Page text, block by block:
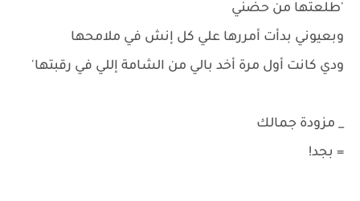
'طلعتها من حضني
وبعيوني بدأت أمررها علي كل إنش في ملامحها
ودي كانت أول مرة أخد بالي من الشامة إللي في رقبتها'
_ مزودة جمالك
= بجد!